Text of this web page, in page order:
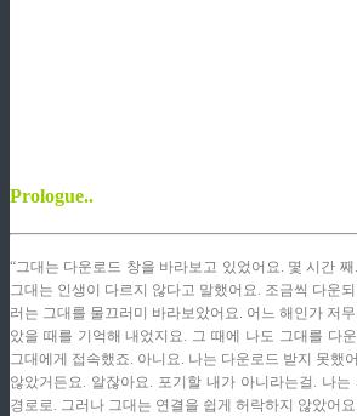
Prologue..
“그대는 다운로드 창을 바라보고 있었어요. 몇 시간
그대는 인생이 다르지 않다고 말했어요. 조금씩 다운
러는 그대를 물끄러미 바라보았어요. 어느 해인가 저
았을 때를 기억해 내었지요. 그 때에 나도 그대를 다
그대에게 접속했죠. 아니요. 나는 다운로드 받지 못했
않았거든요. 알잖아요. 포기할 내가 아니라는걸. 나
경로로. 그러나 그대는 연결을 쉽게 허락하지 않았어